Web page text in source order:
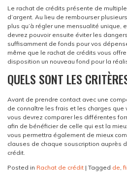
Le rachat de crédits présente de
d’argent. Au lieu de rembourser
plus qu’à régler une mensualité unique,
devrez pouvoir ensuite éviter les
suffisamment de fonds pour vos
même que le rachat de crédits vous
disposition un nouveau fond pour la
QUELS SONT LES
Avant de prendre contact avec une
de connaître les frais et les charges que
vous devrez comparer les différentes
afin de bénéficier de celle qui est la
vous permettra également de mieux
clauses de chaque souscription auprès
crédit.
Posted in Rachat de crédit | Tagged de,